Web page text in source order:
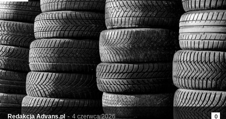
Redakcja Advans.pl - 4 czerwca 2026 0